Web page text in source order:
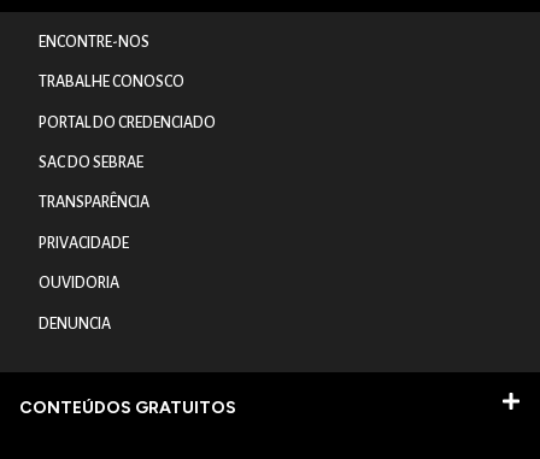
ENCONTRE-NOS
TRABALHE CONOSCO
PORTAL DO CREDENCIADO
SAC DO SEBRAE
TRANSPARÊNCIA
PRIVACIDADE
OUVIDORIA
DENUNCIA
CONTEÚDOS GRATUITOS